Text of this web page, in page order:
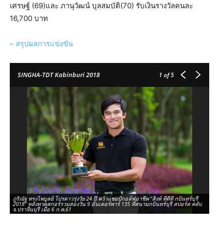
เศรษฐ์ (69)และ ภานุวัฒน์ บุลสมบัติ(70) รับเงินรางวัลคนละ
16,700 บาท
– สรุปผลการแข่งขัน
SINGHA-TDT Kabinburi 2018 1 of 5
ภูริณัฐ ทรงไพบูลย์ โปรดาวรุ่งวัย 24 ปี คว้าแชมป์กอล์ฟอาชีพ "สิงห์ ทีดีที กบินทร์บุรี
2018" หลังหวดสกอร์รวมสองวัน 9 อันเดอร์พาร์ 135 ที่สนามกบินทร์บุรี สปอร์ต คลับ
จ.ปราจีนบุรี เมื่อ 6 ก.ค.61